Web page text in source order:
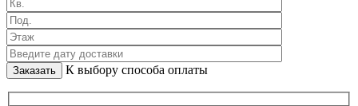
К выбору способа оплаты